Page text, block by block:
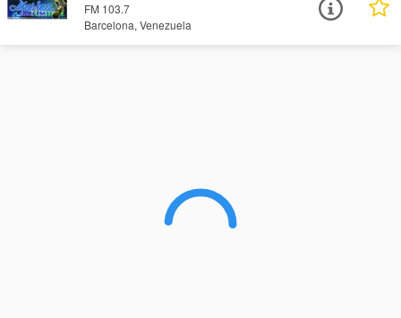
FM 103.7
Barcelona, Venezuela